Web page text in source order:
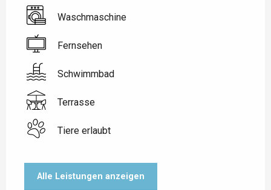
Waschmaschine
Fernsehen
Schwimmbad
Terrasse
Tiere erlaubt
Alle Leistungen anzeigen